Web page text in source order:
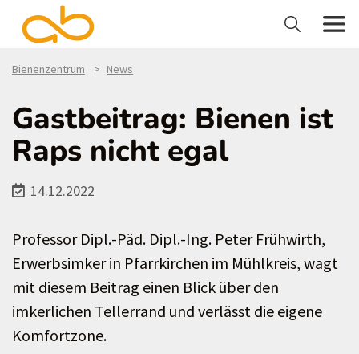
Bienenzentrum News
Gastbeitrag: Bienen ist
Raps nicht egal
14.12.2022
Professor Dipl.-Päd. Dipl.-Ing. Peter Frühwirth,
Erwerbsimker in Pfarrkirchen im Mühlkreis, wagt
mit diesem Beitrag einen Blick über den
imkerlichen Tellerrand und verlässt die eigene
Komfortzone.